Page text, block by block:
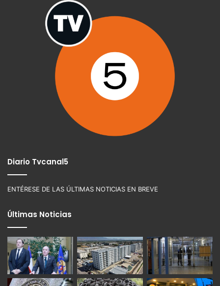
Diario Tvcanal5
ENTÉRESE DE LAS ÚLTIMAS NOTICIAS EN BREVE
Últimas Noticias